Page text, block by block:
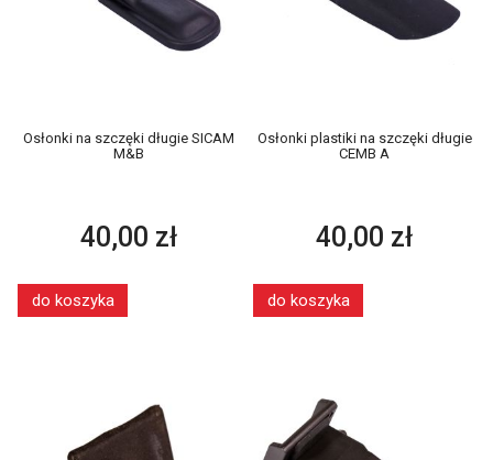
Osłonki na szczęki długie SICAM
M&B
40,00 zł
do koszyka
Osłonki plastiki na szczęki długie
CEMB A
40,00 zł
do koszyka